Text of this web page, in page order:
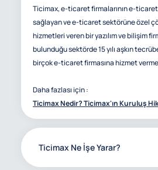
Ticimax, e-ticaret firmalarının e-ticaret
sağlayan ve e-ticaret sektörüne özel
hizmetleri veren bir yazılım ve bilişim
bulunduğu sektörde 15 yılı aşkın
birçok e-ticaret firmasına hizmet
Daha fazlası için :
Ticimax Nedir? Ticimax'ın Kuruluş
Ticimax Ne İşe Yarar?